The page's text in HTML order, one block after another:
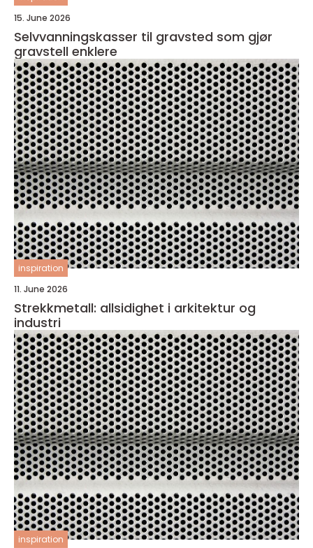
15. June 2026
Selvvanningskasser til gravsted som gjør
gravstell enklere
inspiration
11. June 2026
Strekkmetall: allsidighet i arkitektur og
industri
inspiration